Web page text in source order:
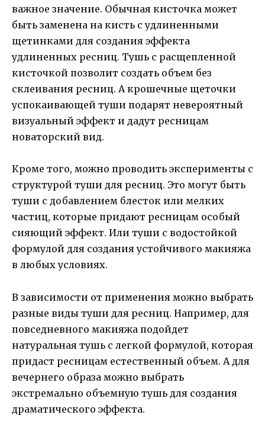
важное значение. Обычная кисточка может
быть заменена на кисть с удлиненными
щетинками для создания эффекта
удлиненных ресниц. Тушь с расщепленной
кисточкой позволит создать объем без
склеивания ресниц. А крошечные щеточки
успокаивающей туши подарят невероятный
визуальный эффект и дадут ресницам
новаторский вид.
Кроме того, можно проводить эксперименты с
структурой туши для ресниц. Это могут быть
туши с добавлением блесток или мелких
частиц, которые придают ресницам особый
сияющий эффект. Или туши с водостойкой
формулой для создания устойчивого макияжа
в любых условиях.
В зависимости от применения можно выбрать
разные виды туши для ресниц. Например, для
повседневного макияжа подойдет
натуральная тушь с легкой формулой, которая
придаст ресницам естественный объем. А для
вечернего образа можно выбрать
экстремально объемную тушь для создания
драматического эффекта.